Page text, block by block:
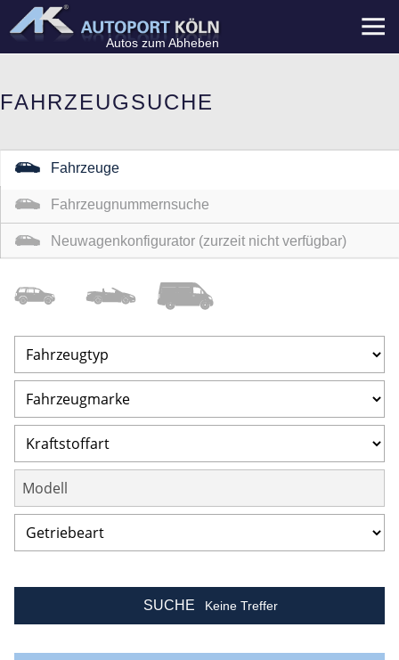
Autos zum Abheben
FAHRZEUGSUCHE
Fahrzeuge
Fahrzeugnummernsuche
Neuwagenkonfigurator (zurzeit nicht verfügbar)
Geländewagen
SUCHE Keine Treffer